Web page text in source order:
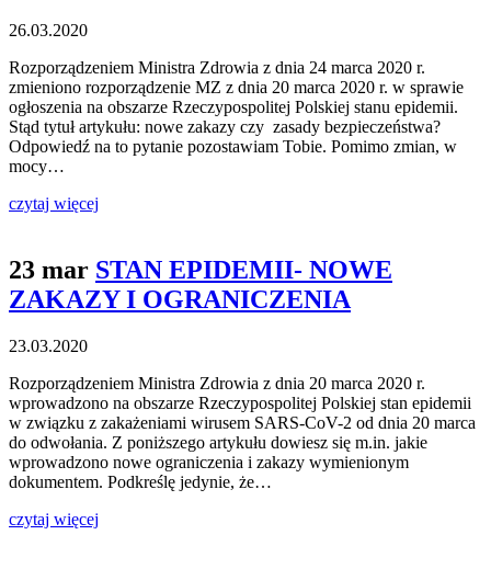
26.03.2020
Rozporządzeniem Ministra Zdrowia z dnia 24 marca 2020 r.
zmieniono rozporządzenie MZ z dnia 20 marca 2020 r. w sprawie
ogłoszenia na obszarze Rzeczypospolitej Polskiej stanu epidemii.
Stąd tytuł artykułu: nowe zakazy czy zasady bezpieczeństwa?
Odpowiedź na to pytanie pozostawiam Tobie. Pomimo zmian, w
mocy…
czytaj więcej
23 mar STAN EPIDEMII- NOWE
ZAKAZY I OGRANICZENIA
23.03.2020
Rozporządzeniem Ministra Zdrowia z dnia 20 marca 2020 r.
wprowadzono na obszarze Rzeczypospolitej Polskiej stan epidemii
w związku z zakażeniami wirusem SARS-CoV-2 od dnia 20 marca
do odwołania. Z poniższego artykułu dowiesz się m.in. jakie
wprowadzono nowe ograniczenia i zakazy wymienionym
dokumentem. Podkreślę jedynie, że…
czytaj więcej